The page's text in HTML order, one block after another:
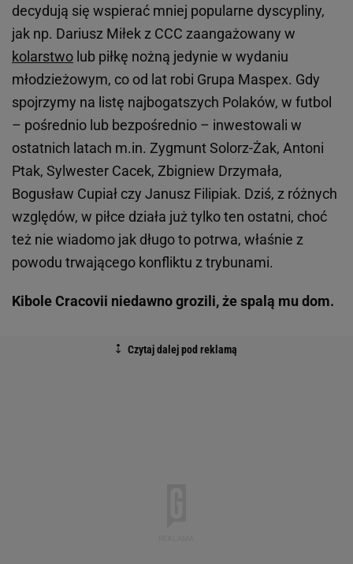
decydują się wspierać mniej popularne dyscypliny,
jak np. Dariusz Miłek z CCC zaangażowany w
kolarstwo lub piłkę nożną jedynie w wydaniu
młodzieżowym, co od lat robi Grupa Maspex. Gdy
spojrzymy na listę najbogatszych Polaków, w futbol
– pośrednio lub bezpośrednio – inwestowali w
ostatnich latach m.in. Zygmunt Solorz-Żak, Antoni
Ptak, Sylwester Cacek, Zbigniew Drzymała,
Bogusław Cupiał czy Janusz Filipiak. Dziś, z różnych
względów, w piłce działa już tylko ten ostatni, choć
też nie wiadomo jak długo to potrwa, właśnie z
powodu trwającego konfliktu z trybunami.
Kibole Cracovii niedawno grozili, że spalą mu dom.